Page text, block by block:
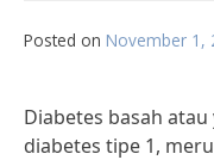
Posted on November 1,
Diabetes basah
diabetes tipe 1,